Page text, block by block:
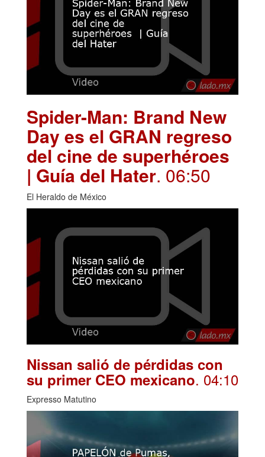
Spider-Man: Brand New
Day es el GRAN regreso
del cine de superhéroes
| Guía del Hater. 06:50
El Heraldo de México
Nissan salió de pérdidas con
su primer CEO mexicano. 04:10
Expresso Matutino